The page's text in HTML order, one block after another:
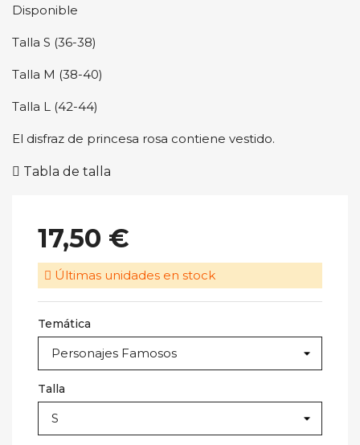
Disponible
Talla S (36-38)
Talla M (38-40)
Talla L (42-44)
El disfraz de princesa rosa contiene vestido.
Tabla de talla
17,50 €
Últimas unidades en stock
Temática
Talla